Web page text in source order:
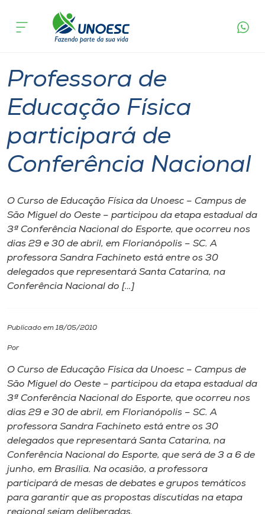
Cursos
Pesquisa
Atendimento ao Estudante
Portal de Ensino
A
Unoesc
Internacionalização
I.nova
Diplomados
CPA
Biblioteca
Editora
Rádio
acontece
Professora de
Educação Física
participará de
Conferência Nacional
O Curso de Educação Física da Unoesc – Campus de
São Miguel do Oeste – participou da etapa estadual da
3ª Conferência Nacional do Esporte, que ocorreu nos
dias 29 e 30 de abril, em Florianópolis – SC. A
professora Sandra Fachineto está entre os 30
delegados que representará Santa Catarina, na
Conferência Nacional do […]
Publicado em 18/05/2010
Por
O Curso de Educação Física da Unoesc – Campus de
São Miguel do Oeste – participou da etapa estadual da
3ª Conferência Nacional do Esporte, que ocorreu nos
dias 29 e 30 de abril, em Florianópolis – SC. A
professora Sandra Fachineto está entre os 30
delegados que representará Santa Catarina, na
Conferência Nacional do Esporte, que será de 3 a 6 de
junho, em Brasília. Na ocasião, a professora
participará de mesas de debates e grupos temáticos
para garantir que as propostas discutidas na etapa